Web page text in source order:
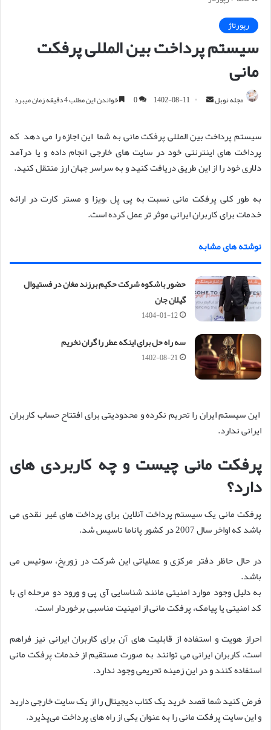
رپورتاژ
سیستم پرداخت بین المللی پرفکت
مانی
مجله نوبل
ا
ل
ا
م
ی
1402-08-11
0 خواندن این مطلب 4 دقیقه زمان میبرد
سیستم پرداخت بین المللی پرفکت مانی به شما این اجازه را می دهد که
پرداخت های اینترنتی خود در سایت های خارجی انجام داده و یا درآمد
دلاری خود را از این طریق دریافت کنید و به سراسر جهان ارز منتقل کنید.
به طور کلی پرفکت مانی نسبت به پی پل ،ویزا و مستر کارت در ارائه
خدمات برای کاربران ایرانی موثر تر عمل کرده است.
نوشته های مشابه
حضور باشکوه شرکت حکیم برزند مغان در فستیوال
گیلان جان
1404-01-12
سه راه حل برای اینکه عطر را گران نخریم
1402-08-21
این سیستم ایران را تحریم نکرده و محدودیتی برای افتتاح حساب کاربران
ایرانی ندارد.
پرفکت مانی چیست و چه کاربردی های
دارد؟
پرفکت مانی یک سیستم پرداخت آنلاین برای پرداخت های غیر نقدی می
باشد که اواخر سال 2007 در کشور پاناما تاسیس شد.
در حال حاظر دفتر مرکزی و عملیاتی این شرکت در زوریخ، سوئیس می
باشد.
به دلیل وجود موارد امنیتی مانند شناسایی آی پی و ورود دو مرحله ای با
کد امنیتی یا پیامک، پرفکت مانی از امینیت مناسبی برخوردار است.
احراز هویت و استفاده از قابلیت های آن برای کاربران ایرانی نیز فراهم
است، کاربران ایرانی می توانند به صورت مستقیم از خدمات پرفکت مانی
استفاده کنند و در این زمینه تحریمی وجود ندارد.
فرض کنید شما قصد خرید یک کتاب دیجیتال را از یک سایت خارجی دارید
و این سایت پرفکت مانی را به عنوان یکی از راه های پرداخت می‌پذیرد.